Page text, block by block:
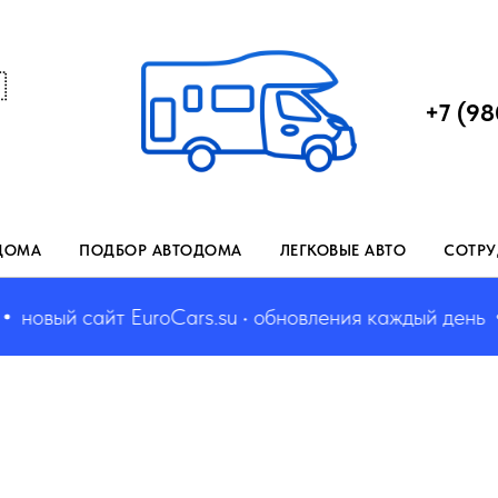
+7
ПОДБОР АВТОДОМА ЛЕГКОВЫЕ АВТО
сайт EuroCars.su • обновления каждый день